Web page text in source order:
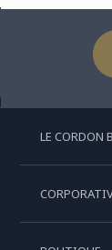
LE CORDON